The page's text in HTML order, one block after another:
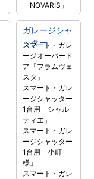
「NOVARIS」
ガレージシャ
ッター
スマート・ガレ
ージオーバード
ア「フラムヴェ
スタ」
スマート・ガレ
ージシャッター
1台用「シャル
ティエ」
スマート・ガレ
ージシャッター
1台用「小町
様」
スマート・ガレ